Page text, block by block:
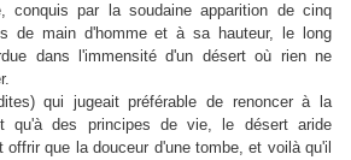
conquis par la soudaine apparition de cinq
de main d'homme et à sa hauteur, le long
dans l'immensité d'un désert où rien ne
qui jugeait préférable de renoncer à la
qu'à des principes de vie, le désert aride
offrir que la douceur d'une tombe, et voilà qu'il